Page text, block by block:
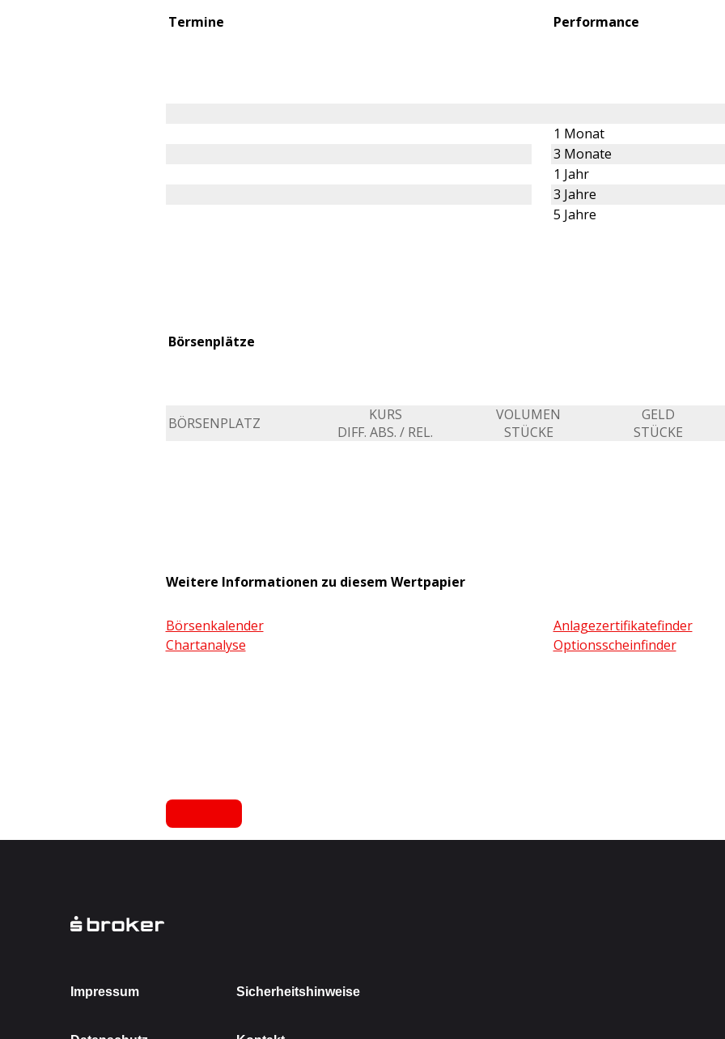
Termine Performance
1 Monat
3 Monate
1 Jahr
3 Jahre
5 Jahre
Börsenplätze
BÖRSENPLATZ
KURS
DIFF. ABS. / REL.
VOLUMEN
STÜCKE
GELD
STÜCKE
Weitere Informationen zu diesem Wertpapier
Börsenkalender
Chartanalyse
Anlagezertifikatefinder
Optionsscheinfinder